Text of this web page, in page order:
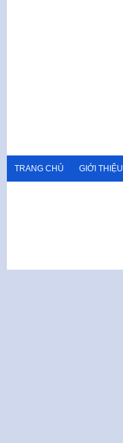
TRANG CHỦ GIỚI THIỆU